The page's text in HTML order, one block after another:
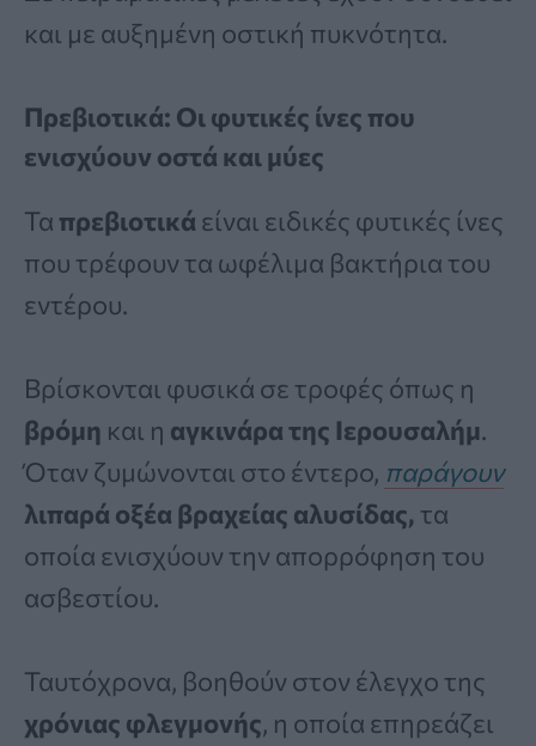
και με αυξημένη οστική πυκνότητα.
Πρεβιοτικά: Οι φυτικές ίνες που
ενισχύουν οστά και μύες
Τα πρεβιοτικά είναι ειδικές φυτικές ίνες
που τρέφουν τα ωφέλιμα βακτήρια του
εντέρου.
Βρίσκονται φυσικά σε τροφές όπως η
βρόμη και η αγκινάρα της Ιερουσαλήμ.
Όταν ζυμώνονται στο έντερο, παράγουν
λιπαρά οξέα βραχείας αλυσίδας, τα
οποία ενισχύουν την απορρόφηση του
ασβεστίου.
Ταυτόχρονα, βοηθούν στον έλεγχο της
χρόνιας φλεγμονής, η οποία επηρεάζει